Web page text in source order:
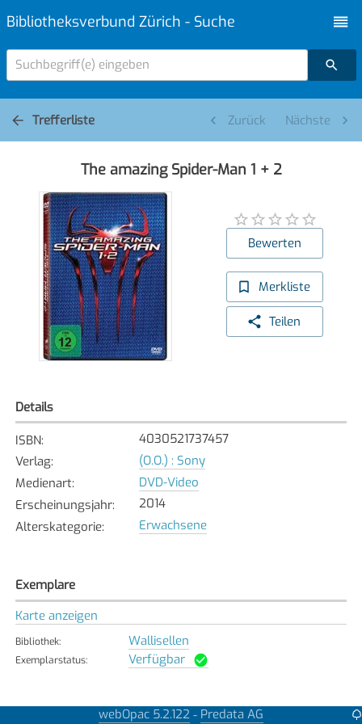
Bibliotheksverbund Zürich - Suche
Suchbegriff(e) eingeben
Trefferliste Zurück Nächste
The amazing Spider-Man 1 + 2
Bewerten
Merkliste
Teilen
Details
ISBN:
4030521737457
Verlag:
(O.O.) : Sony
Medienart:
DVD-Video
Erscheinungsjahr:
2014
Alterskategorie: Erwachsene
Exemplare
Karte anzeigen
Bibliothek: Wallisellen
Exemplarstatus: Verfügbar
webOpac 5.2.122 - Predata AG